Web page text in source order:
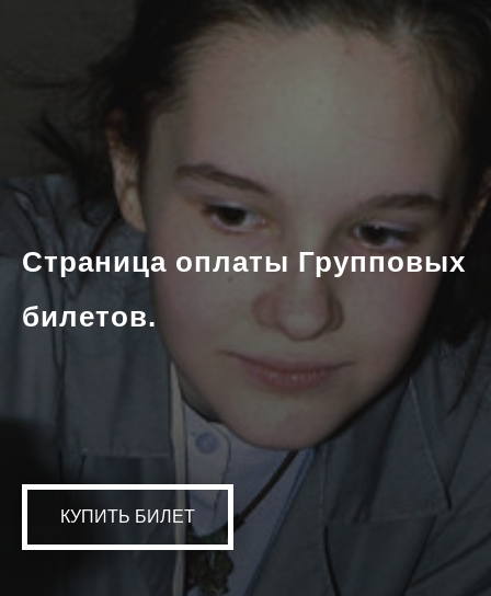
Страница оплаты Групповых
билетов.
КУПИТЬ БИЛЕТ